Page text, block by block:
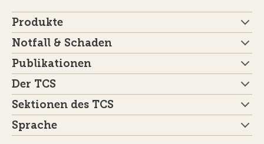
Produkte
Notfall & Schaden
Publikationen
Der TCS
Sektionen des TCS
Sprache